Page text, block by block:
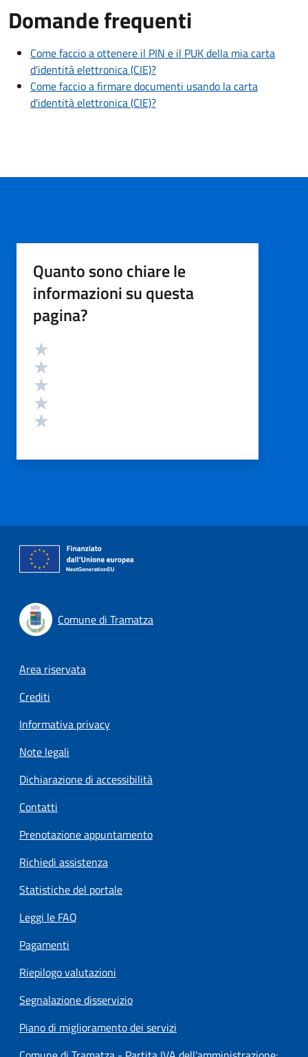
Domande frequenti
Come faccio a ottenere il PIN e il PUK della mia carta
d'identità elettronica (CIE)?
Come faccio a firmare documenti usando la carta
d'identità elettronica (CIE)?
Quanto sono chiare le
informazioni su questa
pagina?
Valutazione
Comune di Tramatza
Footer menu
Area riservata
Crediti
Informativa privacy
Note legali
Dichiarazione di accessibilità
Contatti
Prenotazione appuntamento
Richiedi assistenza
Statistiche del portale
Leggi le FAQ
Pagamenti
Riepilogo valutazioni
Segnalazione disservizio
Piano di miglioramento dei servizi